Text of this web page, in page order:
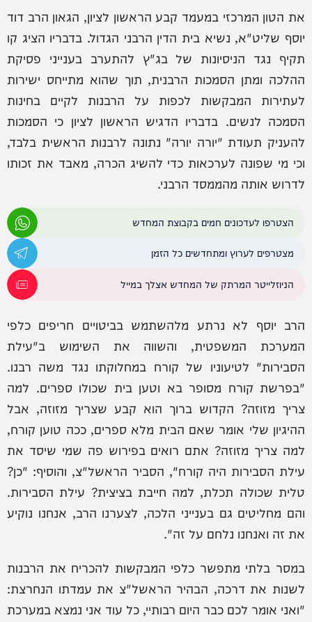
את הטון המרכזי במעמד קבע הראשון לציון, הגאון הרב דוד
יוסף שליט"א, נשיא בית הדין הרבני הגדול. בדבריו הציג קו
תקיף נגד הניסיונות של בג"ץ להתערב בענייני פסיקת
ההלכה ומתן הסמכות הרבנית, תוך שהוא מתייחס ישירות
לעתירות המבקשות לכפות על הרבנות לקיים בחינות
הסמכה לנשים. בדבריו הדגיש הראשון לציון כי הסמכות
להעניק תעודת "יורה יורה" נתונה לרבנות הראשית בלבד,
וכי מי שפונה לערכאות כדי להשיג הכרה, מאבד את זכותו
לדרוש אותה מהממסד הרבני.
הצטרפו לעדכונים חמים בקבוצת המחדש
מצטרפים לערוץ ומתחדשים כל הזמן
הניוזלייטר המרתק של המחדש אצלך במייל
הרב יוסף לא נרתע מלהשתמש בביטויים חריפים כלפי
המערכת המשפטית, והשווה את השימוש ב"עילת
הסבירות" לטיעוניו של קורח במחלוקתו נגד משה רבנו.
"בפרשת קורח מסופר בא וטען בית שכולו ספרים. למה
צריך מזוזה? הקדוש ברוך הוא קבע שצריך מזוזה, אבל
ההיגיון שלי אומר שאם הבית מלא ספרים, ככה טוען קורח,
למה צריך מזוזה? אתם רואים בפירוש פה שמי שיסד את
עילת הסבירות היה קורח", הסביר הראשל"צ, והוסיף: "כן?
טלית שכולה תכלת, למה חייבת בציצית? עילת הסבירות.
והם מחליטים גם בענייני הלכה, לצערנו הרב, אנחנו נוקיע
את זה ואנחנו נלחם על זה".
במסר בלתי מתפשר כלפי המבקשות להכריח את הרבנות
לשנות את דרכה, הבהיר הראשל"צ את עמדתו הנחרצת:
"ואני אומר לכם כבר היום רבותיי, כל עוד אני נמצא במערכת